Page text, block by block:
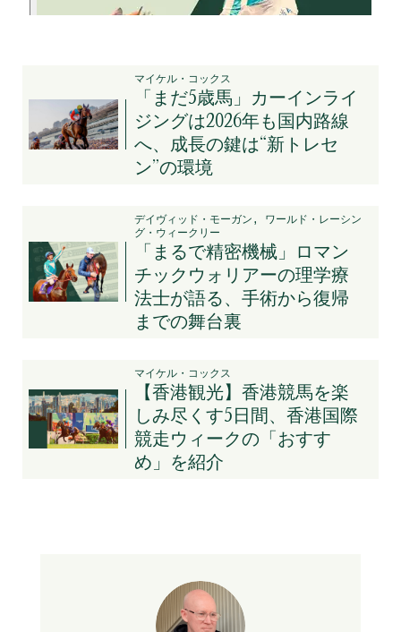
マイケル・コックス
「まだ5歳馬」カーインライ
ジングは2026年も国内路線
へ、成長の鍵は“新トレセ
ン”の環境
デイヴィッド・モーガン, ワールド・レーシン
グ・ウィークリー
「まるで精密機械」ロマン
チックウォリアーの理学療
法士が語る、手術から復帰
までの舞台裏
マイケル・コックス
【香港観光】香港競馬を楽
しみ尽くす5日間、香港国際
競走ウィークの「おすす
め」を紹介